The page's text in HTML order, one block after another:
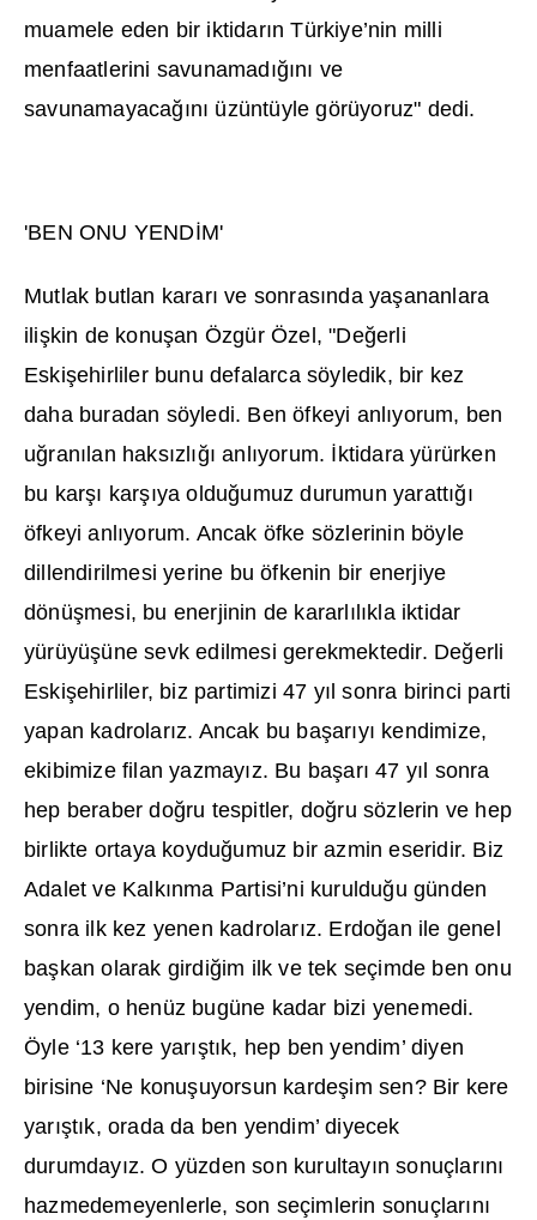
muamele eden bir iktidarın Türkiye’nin milli
menfaatlerini savunamad ığını ve
savunamayacağını üzüntüyle görüyoruz" dedi.
'BEN ONU YENDİM'
Mutlak butlan kararı ve sonrasında yaşananlara
ilişkin de konuşan Özgür Özel, "Değerli
Eskişehirliler bunu defalarca söyledik, bir kez
daha buradan söyledi. Ben öfkeyi anl ıyorum, ben
uğranı lan haksızl ığı anl ıyorum. İ ktidara yürürken
bu karşı karşıya olduğumuz durumun yarattığı
öfkeyi anl ıyorum. Ancak öfke sözlerinin böyle
dillendirilmesi yerine bu öfkenin bir enerjiye
dönüşmesi, bu enerjinin de kararl ı ıkla iktidar
yürüyüşüne sevk edilmesi gerekmektedir. Değerli
Eskişehirliler, biz partimizi 47 yı l sonra birinci parti
yapan kadrolarız. Ancak bu başarıyı kendimize,
ekibimize filan yazmayız. Bu başarı 47 yı l sonra
hep beraber doğru tespitler, doğru sözlerin ve hep
birlikte ortaya koyduğumuz bir azmin eseridir. Biz
Adalet ve Kalkınma Partisi’ni kurulduğu günden
sonra ilk kez yenen kadrolarız. Erdoğan ile genel
başkan olarak girdiğim ilk ve tek seçimde ben onu
yendim, o henüz bugüne kadar bizi yenemedi.
Öyle ‘13 kere yarıştık, hep ben yendim’ diyen
birisine ‘Ne konuşuyorsun kardeşim sen? Bir kere
yarıştık, orada da ben yendim’ diyecek
durumdayız. O yüzden son kurultayın sonuçlarını
hazmedemeyenlerle, son seçimlerin sonuçlarını